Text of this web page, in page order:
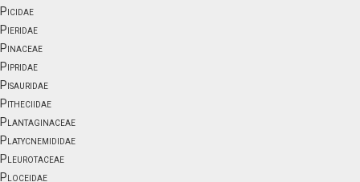
Picidae
Pieridae
Pinaceae
Pipridae
Pisauridae
Pitheciidae
Plantaginaceae
Platycnemididae
Pleurotaceae
Ploceidae